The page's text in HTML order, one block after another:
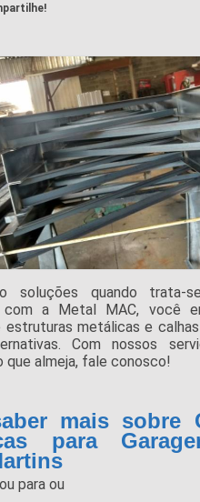
soluções quando trata-
com a Metal MAC, você
metálicas e
Com nossos
que almeja, fale conosco!
mais sobre
para
ou paraou